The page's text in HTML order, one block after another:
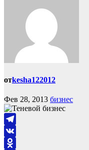
отkesha122012
Фев 28, 2013 бизнес
Telegram
VK